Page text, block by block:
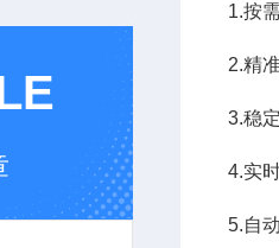
1.按
2.精
3.稳
4.实
5.自